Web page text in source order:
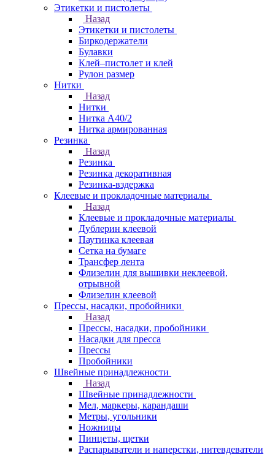
Этикетки и пистолеты
Назад
Этикетки и пистолеты
Биркодержатели
Булавки
Клей–пистолет и клей
Рулон размер
Нитки
Назад
Нитки
Нитка А40/2
Нитка армированная
Резинка
Назад
Резинка
Резинка декоративная
Резинка-вздержка
Клеевые и прокладочные материалы
Назад
Клеевые и прокладочные материалы
Дублерин клеевой
Паутинка клеевая
Сетка на бумаге
Трансфер лента
Флизелин для вышивки неклеевой,
отрывной
Флизелин клеевой
Прессы, насадки, пробойники
Назад
Прессы, насадки, пробойники
Насадки для пресса
Прессы
Пробойники
Швейные принадлежности
Назад
Швейные принадлежности
Мел, маркеры, карандаши
Метры, угольники
Ножницы
Пинцеты, щетки
Распарыватели и наперстки, нитевдеватели